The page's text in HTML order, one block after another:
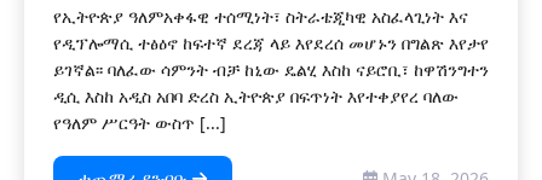
የኢትዮጵያ ዓለምአቀፋዊ ተሰሚነት፣ ስትራቴጂካዊ አስፈላጊነት እና
የዲፕሎማሲ ተፅዕኖ ከፍተኛ ደረጃ ላይ እየደረሰ መሆኑን በግልጽ እየታየ
ይገኛል፡፡ ባለፈው ሳምንት ብቻ ከኒው ዴልሂ እስከ ናይሮቢ፣ ከዋሽንግተን
ዲሲ እስከ አዲስ አበባ ድረስ ኢትዮጵያ በፍጥነት እየተቀያየረ ባለው
የዓለም ሥርዓት ውስጥ [...]